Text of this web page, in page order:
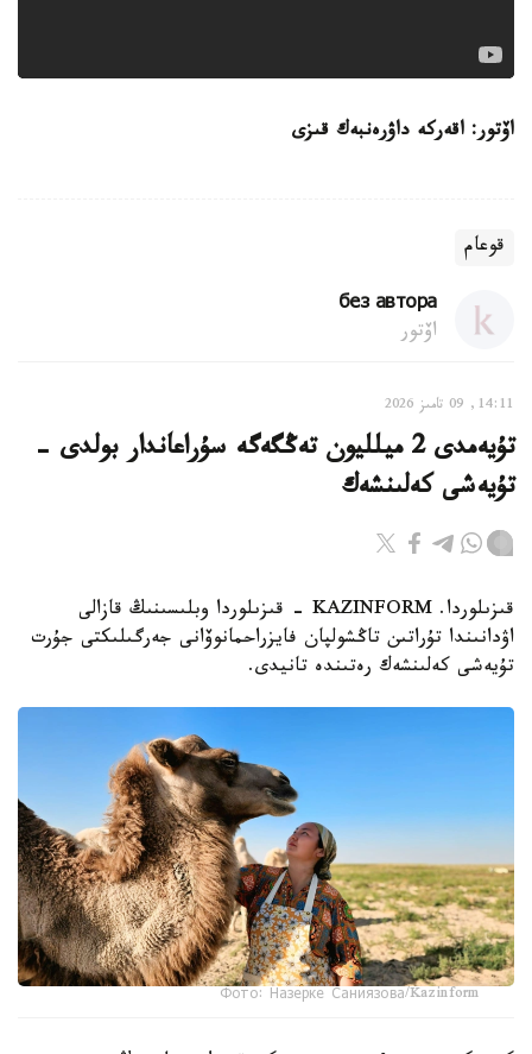
اۆتور: اقەركە داۋرەنبەك قىزى
قوعام
без автора
اۆتور
14:11, 09 تامىز 2026
تۇيەمدى 2 ميلليون تەڭگەگە سۇراعاندار بولدى -
تۇيەشى كەلىنشەك
قىزىلوردا. KAZINFORM - قىزىلوردا وبلىسىنىڭ قازالى
اۋدانىندا تۇراتىن تاڭشولپان فايزراحمانوۆانى جەرگىلىكتى جۇرت
تۇيەشى كەلىنشەك رەتىندە تانيدى.
Фото: Назерке Саниязова/Kazinform